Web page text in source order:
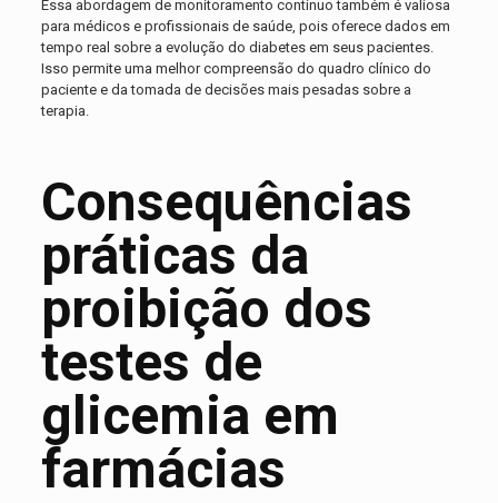
Essa abordagem de monitoramento contínuo também é valiosa
para médicos e profissionais de saúde, pois oferece dados em
tempo real sobre a evolução do diabetes em seus pacientes.
Isso permite uma melhor compreensão do quadro clínico do
paciente e da tomada de decisões mais pesadas sobre a
terapia.
Consequências
práticas da
proibição dos
testes de
glicemia em
farmácias